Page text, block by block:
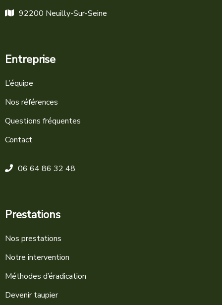
92200 Neuilly-Sur-Seine
Entreprise
L’équipe
Nos références
Questions fréquentes
Contact
06 64 86 32 48
Prestations
Nos prestations
Notre intervention
Méthodes d’éradication
Devenir taupier